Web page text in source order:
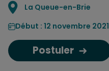
Localisation
La Queue-en-Brie
Début : 12 novembre 2021
Postuler